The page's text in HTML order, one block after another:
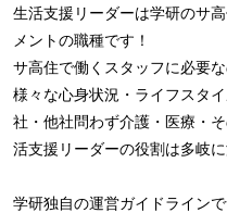
生活支援リーダーは学研のサ
メントの職種です！
サ高住で働くスタッフに必要
様々な心身状況・ライフスタ
社・他社問わず介護・医療・
活支援リーダーの役割は多岐に
学研独自の運営ガイドライン